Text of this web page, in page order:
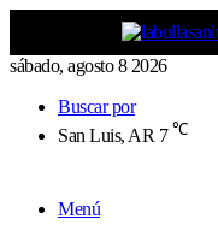
sábado, agosto 8 2026
Buscar por
San Luis, AR 7 ℃
Menú